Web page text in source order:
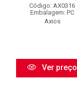
Código: AX0316
Embalagem: PC
Axios
Ver preço